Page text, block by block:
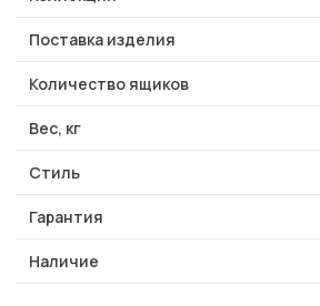
Поставка изделия
Количество ящиков
Вес, кг
Стиль
Гарантия
Наличие